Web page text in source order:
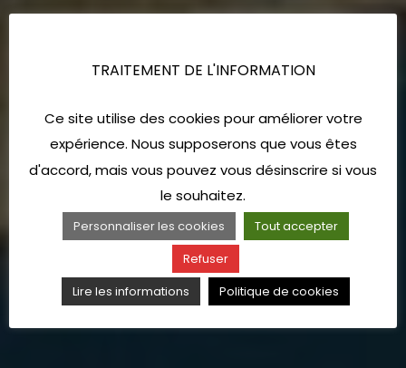
TRAITEMENT DE L'INFORMATION
Ce site utilise des cookies pour améliorer votre
expérience. Nous supposerons que vous êtes
d'accord, mais vous pouvez vous désinscrire si vous
le souhaitez.
Personnaliser les cookies
Tout accepter
Refuser
Lire les informations
Politique de cookies